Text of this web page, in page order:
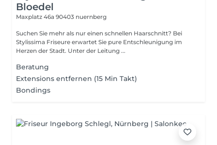
Bloedel
Maxplatz 46a 90403 nuernberg
Suchen Sie mehr als nur einen schnellen Haarschnitt? Bei
Stylissima Friseure erwartet Sie pure Entschleunigung im
Herzen der Stadt. Unter der Leitung ...
Beratung
Extensions entfernen (15 Min Takt)
Bondings